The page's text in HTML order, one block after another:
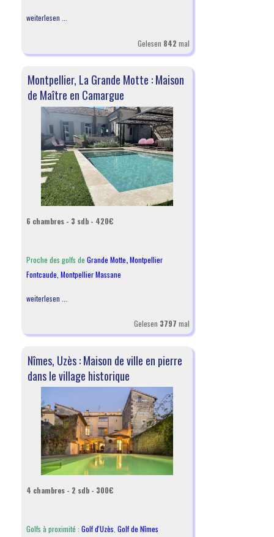
weiterlesen ...
Gelesen 842 mal
Montpellier, La Grande Motte : Maison
de Maître en Camargue
6 chambres - 3 sdb - 420€
Proche des golfs de Grande Motte,Montpellier
Fontcaude Montpellier Massane
weiterlesen ...
Gelesen 3797 mal
Nîmes, Uzès : Maison de ville en pierre
dans le village historique
4 chambres - 2 sdb - 300€
Golfs à proximité : Golf d'Uzès Golf de Nîmes